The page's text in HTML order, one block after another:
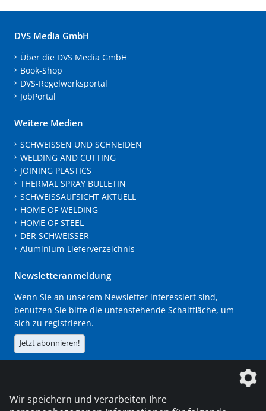
DVS Media GmbH
Über die DVS Media GmbH
Book-Shop
DVS-Regelwerksportal
JobPortal
Weitere Medien
SCHWEISSEN UND SCHNEIDEN
WELDING AND CUTTING
JOINING PLASTICS
THERMAL SPRAY BULLETIN
SCHWEISSAUFSICHT AKTUELL
HOME OF WELDING
HOME OF STEEL
DER SCHWEISSER
Aluminium-Lieferverzeichnis
Newsletteranmeldung
Wenn Sie an unserem Newsletter interessiert sind,
benutzen Sie bitte die untenstehende Schaltfläche, um
sich zu registrieren.
Jetzt abonnieren!
Die DVS Media GmbH ist ein Unternehmen der
Wir speichern und verarbeiten Ihre